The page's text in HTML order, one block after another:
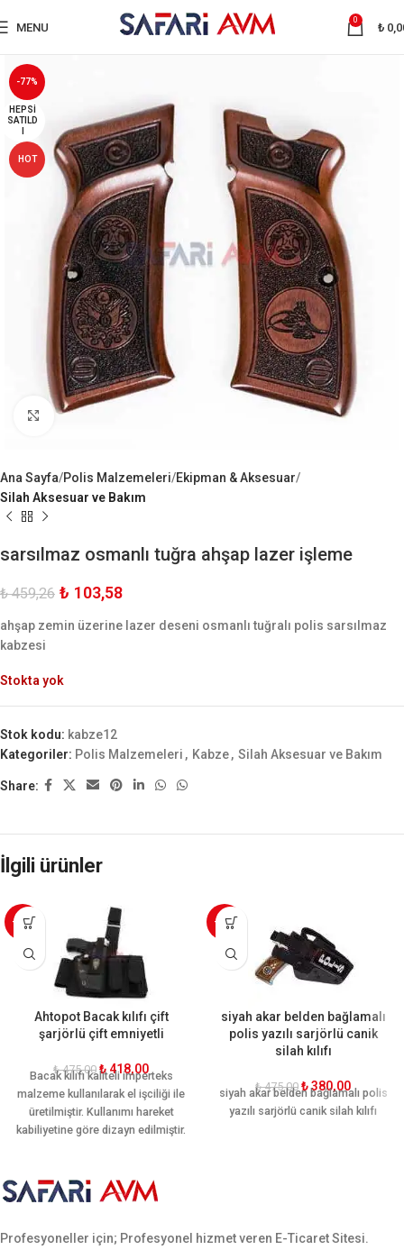
MENU
0
₺
-77%
HEPSI
SATILD
HOT
Büyük Göster
Ana Sayfa Polis Malzemeleri Ekipman & Aksesuar
Silah Aksesuar ve Bakım
sarsılmaz osmanlı tuğra ahşap lazer işleme
₺459,26 ₺ 103,58
ahşap zemin üzerine lazer deseni osmanlı tuğralı polis sarsılmaz
kabzesi
Stokta yok
Stok kodu: kabze12
Kategoriler: Polis Malzemeleri , Kabze, Silah Aksesuar ve Bakım
Share:
İlgili ürünler
-12%
Ahtopot Bacak kılıfı çift
şarjörlü çift emniyetli
₺475,00 ₺ 418,00
Bacak kılıfı kaliteli imperteks
malzeme kullanılarak el işciliği ile
üretilmiştir. Kullanımı hareket
kabiliyetine göre dizayn edilmiştir.
Ergonomik yapısı sayesinde
bacağı sararak hareket rahatlığı
yavuz, baretta cz-75, glock, sig
-20%
siyah akar belden bağlamalı
polis yazılı sarjörlü canik
silah kılıfı
₺475,00 ₺380,00
siyah akar belden bağlamalı polis
yazılı sarjörlü canik silah kılıfı
Profesyoneller için; Profesyonel hizmet veren E-Ticaret Sitesi.